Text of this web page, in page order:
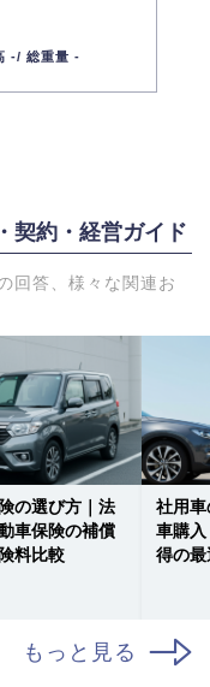
-/ 総重量 -
契約・経営ガイド
回答、様々な関連お
の選び方｜法
車保険の補償
料比較
社用
車購
得の最
もっと見る